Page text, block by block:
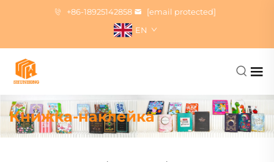
+86-18925142858
[email protected]
EN
Книжка-наклейка